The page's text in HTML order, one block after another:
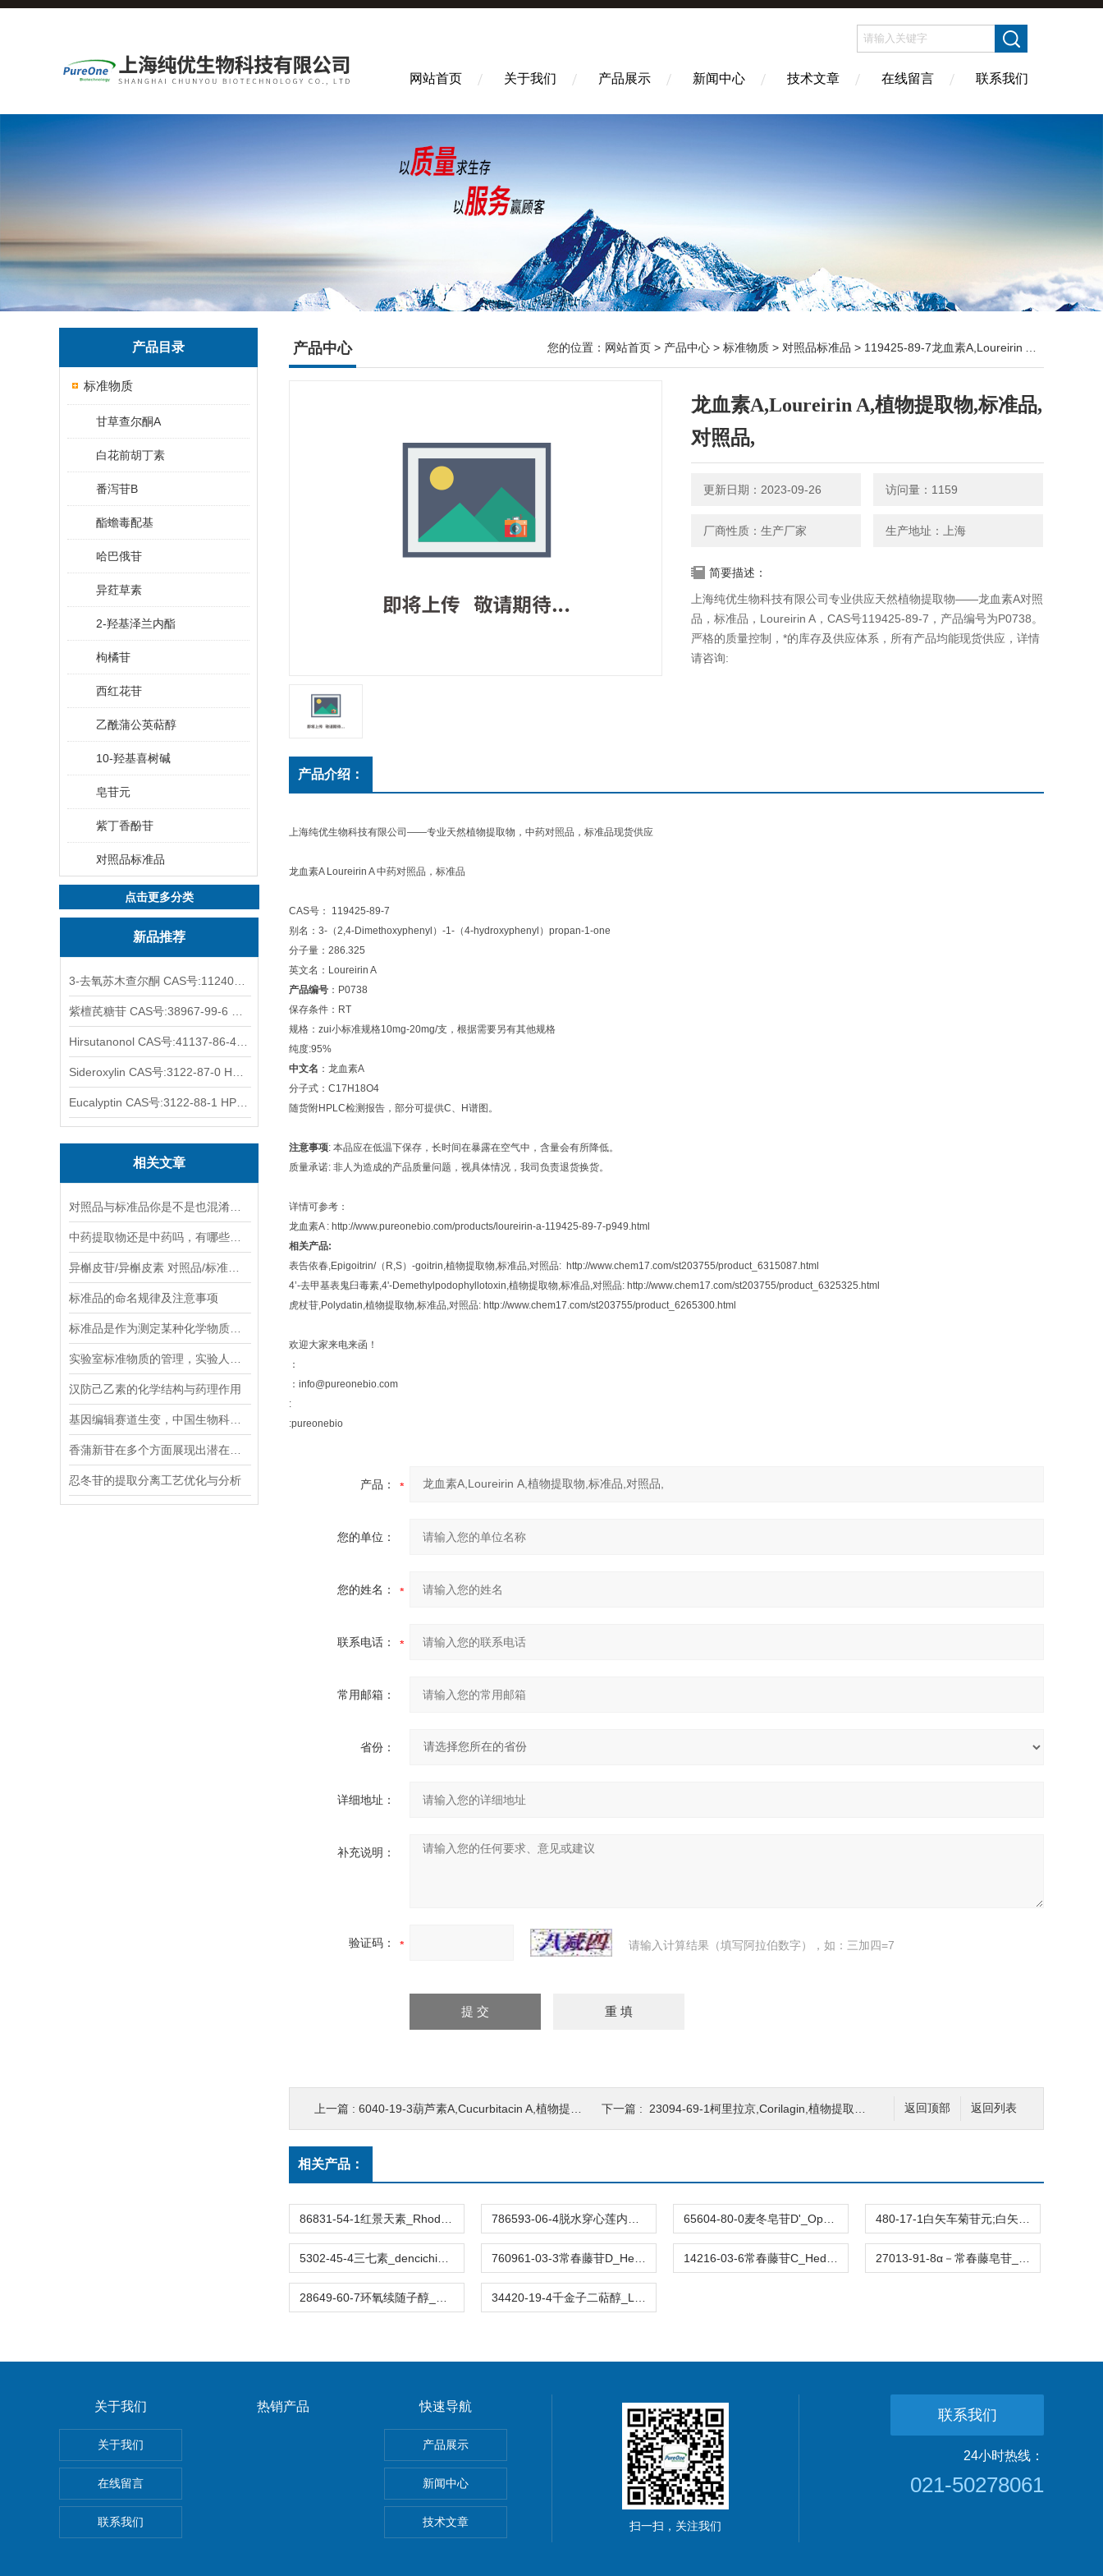
网站首页 关于我们 产品展示 新闻中心 技术文章 在线留言 联系我们
产品目录
标准物质
甘草查尔酮A
白花前胡丁素
番泻苷B
酯蟾毒配基
哈巴俄苷
异荭草素
2-羟基泽兰内酯
枸橘苷
西红花苷
乙酰蒲公英萜醇
10-羟基喜树碱
皂苷元
紫丁香酚苷
对照品标准品
点击更多分类
新品推荐
相关文章
标准品的命名规律及注意事项
汉防己乙素的化学结构与药理作用
忍冬苷的提取分离工艺优化与分析
产品中心 您的位置： 网站首页 > 产品中心 > 标准物质 > 对照品标准品 > 119425-89-7龙血素A,Loureirin A,植物提取物,标准品,对照品,
龙血素A,Loureirin A,植物提取物,标准品,
对照品,
更新日期：2023-09-26 访问量：1159
厂商性质：生产厂家 生产地址：上海
简要描述：
上海纯优生物科技有限公司专业供应天然植物提取物——龙血素A对照
品，标准品，Loureirin A，CAS号119425-89-7，产品编号为P0738。
严格的质量控制，*的库存及供应体系，所有产品均能现货供应，详情
请咨询:
产品介绍：
上海纯优生物科技有限公司——专业天然植物提取物，中药对照品，标准品现货供应
龙血素A Loureirin A 中药对照品，标准品
CAS号： 119425-89-7
别名：3-（2,4-Dimethoxyphenyl）-1-（4-hydroxyphenyl）propan-1-one
分子量：286.325
英文名：Loureirin A
产品编号 ：P0738
保存条件：RT
规格：zui小标准规格10mg-20mg/支，根据需要另有其他规格
纯度:95%
中文名 ：龙血素A
分子式：C17H18O4
随货附HPLC检测报告，部分可提供C、H谱图。
注意事项: 本品应在低温下保存，长时间在暴露在空气中，含量会有所降低。
质量承诺: 非人为造成的产品质量问题，视具体情况，我司负责退货换货。
详情可参考：
龙血素A : http://www.pureonebio.com/products/loureirin-a-119425-89-7-p949.html
相关产品:
表告依春,Epigoitrin/（R,S）-goitrin,植物提取物,标准品,对照品: http://www.chem17.com/st203755/product_6315087.html
4’-去甲基表鬼臼毒素,4'-Demethylpodophyllotoxin,植物提取物,标准品,对照品: http://www.chem17.com/st203755/product_6325325.html
虎杖苷,Polydatin,植物提取物,标准品,对照品: http://www.chem17.com/st203755/product_6265300.html
欢迎大家来电来函！
：
：info@pureonebio.com
:
:pureonebio
产品：
您的单位：
您的姓名：
联系电话：
常用邮箱：
省份：
详细地址：
补充说明：
验证码： 请输入计算结果（填写阿拉伯数字），如：三加四=7
返回列表
返回顶部
上一篇 : 6040-19-3葫芦素A,Cucurbitacin A,植物提取物,标准品,对照品, 下一篇 : 23094-69-1柯里拉京,Corilagin,植物提取物,标准品,对照品,
相关产品：
关于我们
关于我们
在线留言
联系我们
热销产品 快速导航
产品展示
新闻中心
技术文章 扫一扫，关注我们
联系我们
24小时热线：
021-50278061